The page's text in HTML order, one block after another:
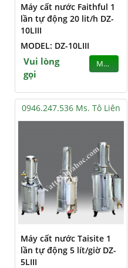
Máy cất nước Faithful 1
lần tự động 20 lit/h DZ-
10LIII
MODEL: DZ-10LIII
Vui lòng
gọi
MUA
0946.247.536 Ms. Tô Liên
Máy cất nước Taisite 1
lần tự động 5 lít/giờ DZ-
5LIII